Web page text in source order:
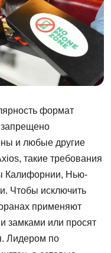
формат
запрещено
и любые другие
такие требования
Калифорнии, Нью-
Чтобы исключить
применяют
замками или просят
Лидером по